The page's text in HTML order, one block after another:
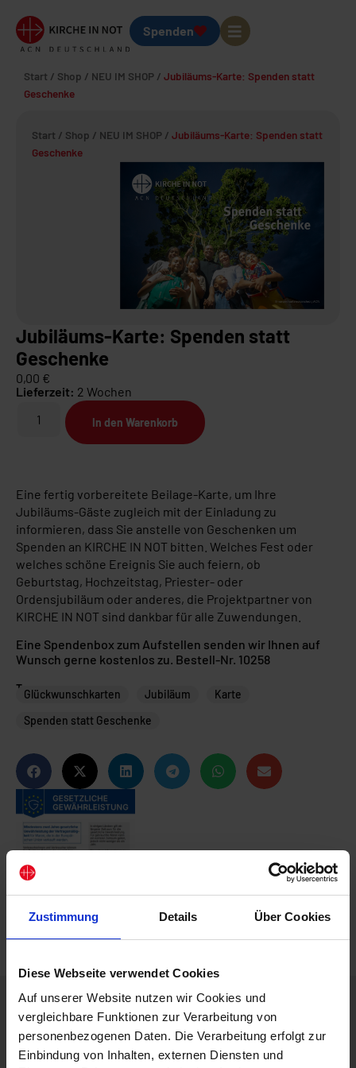
Zustimmung Details Über Cookies
Diese Webseite verwendet Cookies
Auf unserer Website nutzen wir Cookies und
vergleichbare Funktionen zur Verarbeitung von
personenbezogenen Daten. Die Verarbeitung erfolgt zur
Einbindung von Inhalten, externen Diensten und
Spenden
Start / Shop / NEU IM SHOP / Jubiläums-Karte: Spenden statt
Geschenke
Start / Shop / NEU IM SHOP / Jubiläums-Karte: Spenden statt
Geschenke
Jubiläums-Karte: Spenden statt
Geschenke
0,00 €
Lieferzeit: 2 Wochen
In den Warenkorb
Eine fertig vorbereitete Beilage-Karte, um Ihre
Jubiläums-Gäste zugleich mit der Einladung zu
informieren, dass Sie anstelle von Geschenken um
Spenden an KIRCHE IN NOT bitten. Welches Fest oder
welches schöne Ereignis Sie auch feiern, ob
Geburtstag, Hochzeitstag, Priester- oder
Ordensjubiläum oder anderes, die Projektpartner von
KIRCHE IN NOT sind dankbar für alle Zuwendungen.
Eine Spendenbox zum Aufstellen senden wir Ihnen auf
Wunsch gerne kostenlos zu. Bestell-Nr. 10258
Tags
Glückwunschkarten Jubiläum
Karte
Spenden statt Geschenke
Beschreibung
Eine fertig vorbereitete Beilage-Karte, um Ihre
Jubiläums-Gäste zugleich mit der Einladung zu
informieren, dass Sie anstelle von Geschenken um